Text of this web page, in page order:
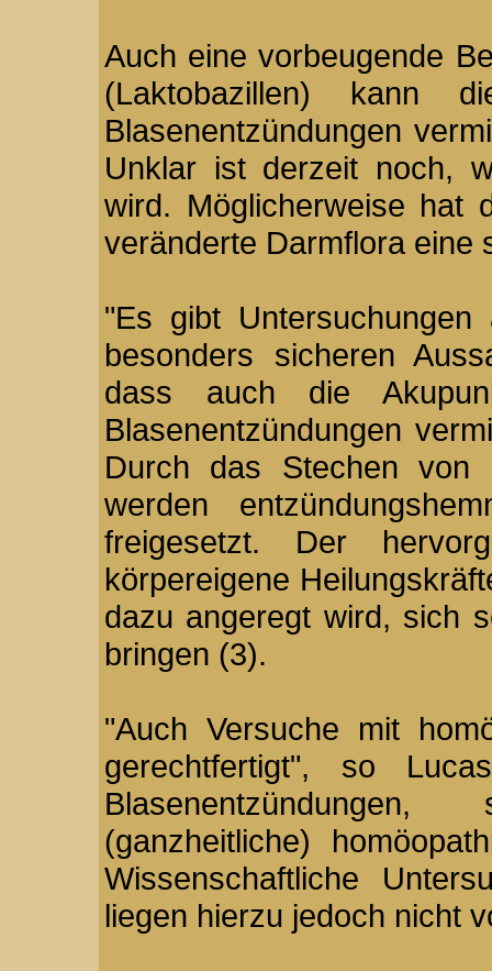
Auch eine vorbeugende
(Laktobazillen) kann
Blasenentzündungen
Unklar ist derzeit noch,
wird. Möglicherweise hat
veränderte Darmflora eine
"Es gibt
besonders sicheren
dass auch die
Blasenentzündungen
Durch das Stechen von
werden
freigesetzt. Der
körpereigene
dazu angeregt wird, sich
bringen (3).
"Auch Versuche mit
gerechtfertigt", so
(ganzheitliche)
Wissenschaftliche
liegen hierzu jedoch nicht